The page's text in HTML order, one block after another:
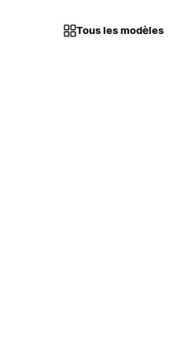
Tous les modèles